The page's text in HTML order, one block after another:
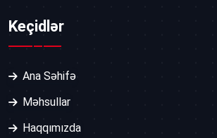
Keçidlər
Ana Səhifə
Məhsullar
Haqqımızda